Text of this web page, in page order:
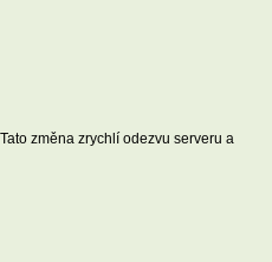
změna zrychlí odezvu serveru a